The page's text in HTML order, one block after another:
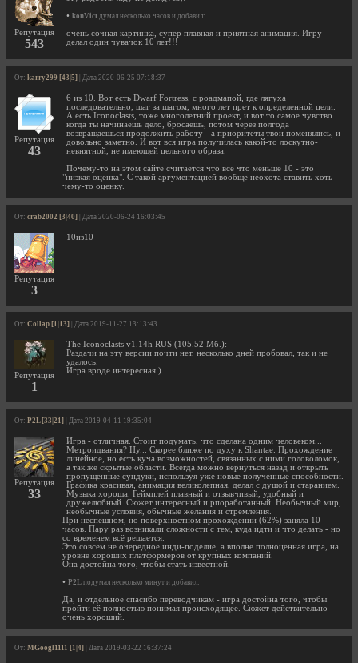
Репутация
543
• konVict думал несколько часов и добавил:
очень сочная картинка, супер плавная и приятная анимация. Игру
делал один чувачок 10 лет!!!
От: karry299 [43|5] | Дата 2020-06-25 07:18:37
Репутация
43
6 из 10. Вот есть Dwarf Fortress, с роадмапой, где лягуха
последовательно, шаг за шагом, много лет прет к определенной цели.
А есть Iconoclasts, тоже многолетний проект, и вот то самое чувство
когда ты начинаешь дело, бросаешь, потом через полгода
возвращаешься продолжить работу - а приоритеты твои поменялись, и
довольно заметно. И вот вся игра получилась какой-то лоскутно-
невнятной, не имеющей цельного образа.
Почему-то на этом сайте считается что всё что меньше 10 - это
"низкая оценка". С такой аргументацией вообще неохота ставить хоть
чему-то оценку.
От: crab2002 [3|40] | Дата 2020-06-24 16:03:45
Репутация
3
10из10
От: Collap [1|13] | Дата 2019-11-27 13:13:43
Репутация
1
The Iconoclasts v1.14h RUS (105.52 Мб.):
Раздачи на эту версии почти нет, несколько дней пробовал, так и не
удалось.
Игра вроде интересная.)
От: P2L [33|21] | Дата 2019-04-11 19:35:04
Репутация
33
Игра - отличная. Стоит подумать, что сделана одним человеком...
Метроидвания? Ну... Скорее ближе по духу к Shantae. Прохождение
линейное, но есть куча возможностей, связанных с ними головоломок,
а так же скрытые области. Всегда можно вернуться назад и открыть
пропущенные сундуки, используя уже новые полученные способности.
Графика красивая, анимация великолепная, делал с душой и старанием.
Музыка хороша. Геймплей плавный и отзывчивый, удобный и
дружелюбный. Сюжет интересный и рпоработанный. Необычный мир,
необычные условия, обычные желания и стремления.
При неспешном, но поверхностном прохождении (62%) заняла 10
часов. Пару раз возникали сложности с тем, куда идти и что делать - но
со временем всё решается.
Это совсем не очередное инди-поделие, а вполне полноценная игра, на
уровне хороших платформеров от крупных компаний.
Она достойна того, чтобы стать известной.
• P2L подумал несколько минут и добавил:
Да, и отдельное спасибо переводчикам - игра достойна того, чтобы
пройти её полностью понимая происходящее. Сюжет действительно
очень хороший.
От: MGoogl1111 [1|4] | Дата 2019-03-22 16:37:24